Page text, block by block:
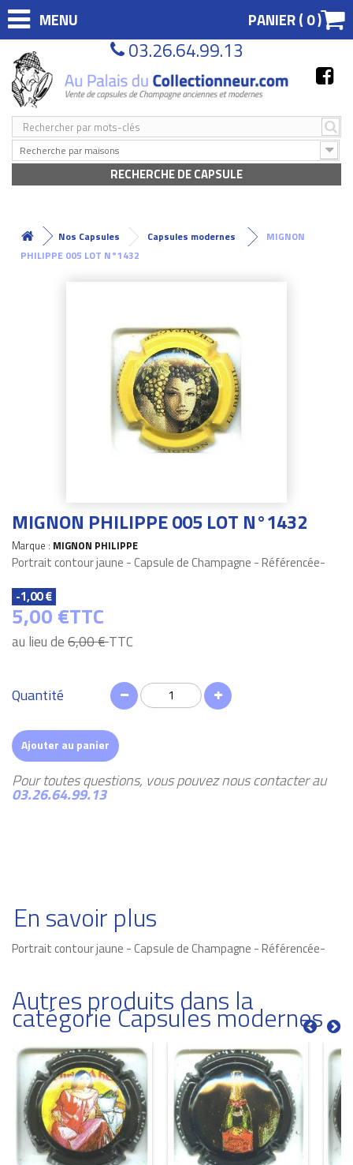
MENU PANIER (0)
03.26.64.99.13
Recherche par maisons
RECHERCHE DE CAPSULE
Nos Capsules Capsules modernes
MIGNON
PHILIPPE 005 LOT N°1432
MIGNON PHILIPPE 005 LOT N°1432
Marque : MIGNON PHILIPPE
Portrait contour jaune - Capsule de Champagne - Référencée-
-1,00 €
5,00 €TTC
au lieu de6,00 €TTC
Quantité
Ajouter au panier
Pour toutes questions, vous pouvez nous contacter au
03.26.64.99.13
En savoir plus
Portrait contour jaune - Capsule de Champagne - Référencée-
Autres produits dans la
catégorie Capsules modernes